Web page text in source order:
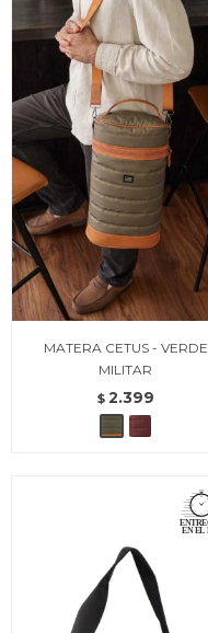
MATERA CETUS - VERDE
MILITAR
$ 2.399